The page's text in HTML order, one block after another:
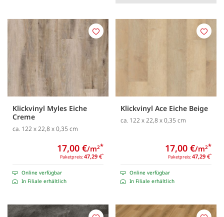
Klickvinyl Myles Eiche
Creme
ca. 122 x 22,8 x 0,35 cm
Paketpreis:47,29 €*
17,00 €/m2*
Online verfügbar
In Filiale erhältlich
Merken
Klickvinyl Ace Eiche Beige
ca. 122 x 22,8 x 0,35 cm
Paketpreis:47,29 €*
17,00 €/m2*
Online verfügbar
In Filiale erhältlich